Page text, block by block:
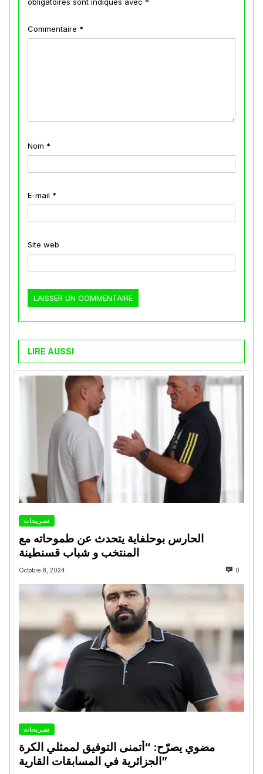
Commentaire *
Nom *
E-mail *
Site web
LIRE AUSSI
تصريحات
الحارس بوحلفاية يتحدث عن طموحاته مع
المنتخب و شباب قسنطينة
Octobre 8, 2024 0
تصريحات
مضوي يصرّح: “أتمنى التوفيق لممثلي الكرة
الجزائرية في المسابقات القارية”